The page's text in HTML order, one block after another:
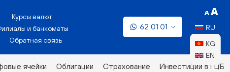
RU
KG
EN
ячейки Облигации Страхование Инвестиции в ГЦБ
Курсы валют
и банкоматы
Обратная связь
62 01 01